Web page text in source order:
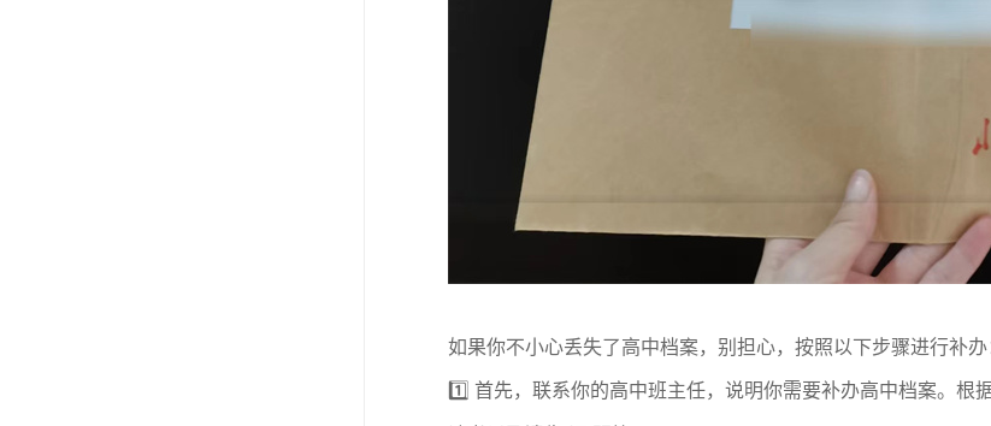
如果你不小心丢失了高中档案，别担心，按照以下步骤进行补办
1️⃣ 首先，联系你的高中班主任，说明你需要补办高中档案。根